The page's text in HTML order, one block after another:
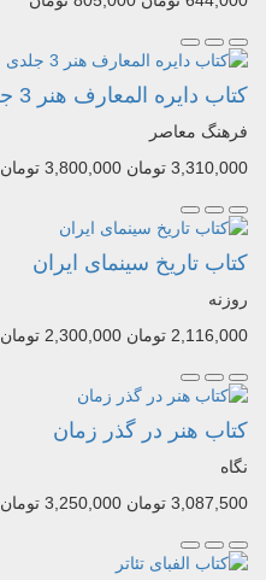
کتاب دایره المعارف هنر 3 جلدی
فرهنگ معاصر
3,310,000 تومان
3,800,000 تومان
کتاب تاریخ سینمای ایران
روزنه
2,116,000 تومان
2,300,000 تومان
کتاب هنر در گذر زمان
نگاه
3,087,500 تومان
3,250,000 تومان